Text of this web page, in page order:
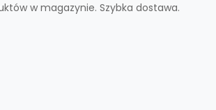
w magazynie. Szybka dostawa.